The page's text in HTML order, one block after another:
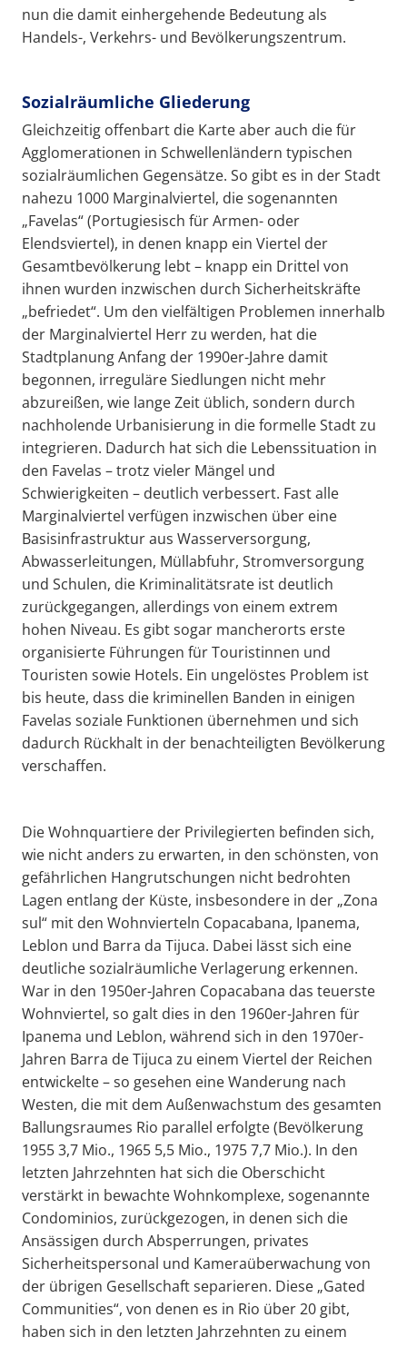
nun die damit einhergehende Bedeutung als
Handels-, Verkehrs- und Bevölkerungszentrum.
Sozialräumliche Gliederung
Gleichzeitig offenbart die Karte aber auch die für
Agglomerationen in Schwellenländern typischen
sozialräumlichen Gegensätze. So gibt es in der Stadt
nahezu 1000 Marginalviertel, die sogenannten
„Favelas“ (Portugiesisch für Armen- oder
Elendsviertel), in denen knapp ein Viertel der
Gesamtbevölkerung lebt – knapp ein Drittel von
ihnen wurden inzwischen durch Sicherheitskräfte
„befriedet“. Um den vielfältigen Problemen innerhalb
der Marginalviertel Herr zu werden, hat die
Stadtplanung Anfang der 1990er-Jahre damit
begonnen, irreguläre Siedlungen nicht mehr
abzureißen, wie lange Zeit üblich, sondern durch
nachholende Urbanisierung in die formelle Stadt zu
integrieren. Dadurch hat sich die Lebenssituation in
den Favelas – trotz vieler Mängel und
Schwierigkeiten – deutlich verbessert. Fast alle
Marginalviertel verfügen inzwischen über eine
Basisinfrastruktur aus Wasserversorgung,
Abwasserleitungen, Müllabfuhr, Stromversorgung
und Schulen, die Kriminalitätsrate ist deutlich
zurückgegangen, allerdings von einem extrem
hohen Niveau. Es gibt sogar mancherorts erste
organisierte Führungen für Touristinnen und
Touristen sowie Hotels. Ein ungelöstes Problem ist
bis heute, dass die kriminellen Banden in einigen
Favelas soziale Funktionen übernehmen und sich
dadurch Rückhalt in der benachteiligten Bevölkerung
verschaffen.
Die Wohnquartiere der Privilegierten befinden sich,
wie nicht anders zu erwarten, in den schönsten, von
gefährlichen Hangrutschungen nicht bedrohten
Lagen entlang der Küste, insbesondere in der „Zona
sul“ mit den Wohnvierteln Copacabana, Ipanema,
Leblon und Barra da Tijuca. Dabei lässt sich eine
deutliche sozialräumliche Verlagerung erkennen.
War in den 1950er-Jahren Copacabana das teuerste
Wohnviertel, so galt dies in den 1960er-Jahren für
Ipanema und Leblon, während sich in den 1970er-
Jahren Barra de Tijuca zu einem Viertel der Reichen
entwickelte – so gesehen eine Wanderung nach
Westen, die mit dem Außenwachstum des gesamten
Ballungsraumes Rio parallel erfolgte (Bevölkerung
1955 3,7 Mio., 1965 5,5 Mio., 1975 7,7 Mio.). In den
letzten Jahrzehnten hat sich die Oberschicht
verstärkt in bewachte Wohnkomplexe, sogenannte
Condominios, zurückgezogen, in denen sich die
Ansässigen durch Absperrungen, privates
Sicherheitspersonal und Kameraüberwachung von
der übrigen Gesellschaft separieren. Diese „Gated
Communities“, von denen es in Rio über 20 gibt,
haben sich in den letzten Jahrzehnten zu einem